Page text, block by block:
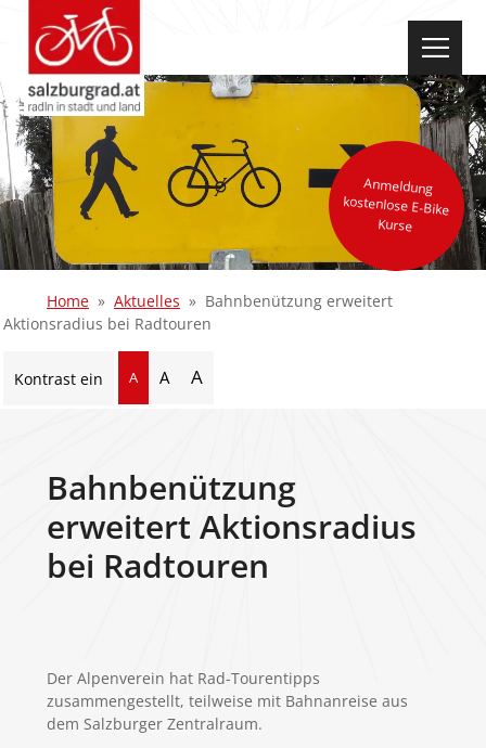
Anmeldung
kostenlose E-Bike
Kurse
Home Aktuelles
Bahnbenützung erweitert
Aktionsradius bei Radtouren
Kontrast ein A A A
Bahnbenützung
erweitert Aktionsradius
bei Radtouren
Der Alpenverein hat Rad-Tourentipps
zusammengestellt, teilweise mit Bahnanreise aus
dem Salzburger Zentralraum.